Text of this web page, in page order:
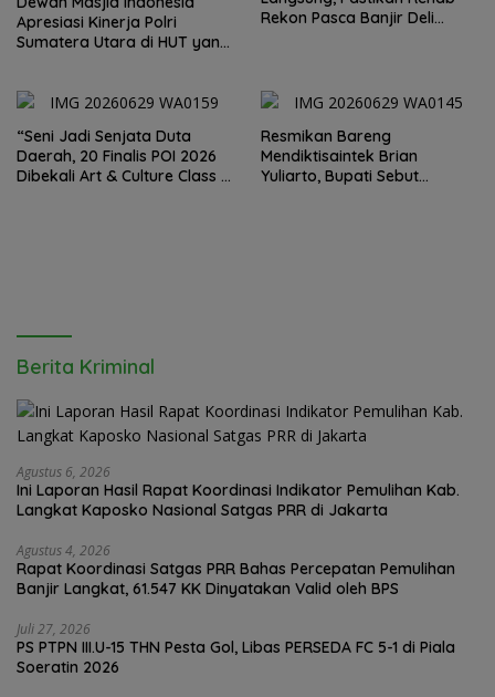
Apresiasi Kinerja Polri
Sumatera Utara di HUT yang
Rekon Pasca Banjir Deli
“Seni Jadi Senjata Duta
Daerah, 20 Finalis POI 2026
Dibekali Art & Culture Class di
Resmikan Bareng
Mendiktisaintek Brian
Yuliarto, Bupati Sebut
Berita Kriminal
Agustus 6, 2026
Ini Laporan Hasil Rapat Koordinasi Indikator Pemulihan Kab.
Langkat Kaposko Nasional Satgas PRR di Jakarta
Agustus 4, 2026
Rapat Koordinasi Satgas PRR Bahas Percepatan Pemulihan
Banjir Langkat, 61.547 KK Dinyatakan Valid oleh BPS
Juli 27, 2026
PS PTPN III.U-15 THN Pesta Gol, Libas PERSEDA FC 5-1 di Piala
Soeratin 2026